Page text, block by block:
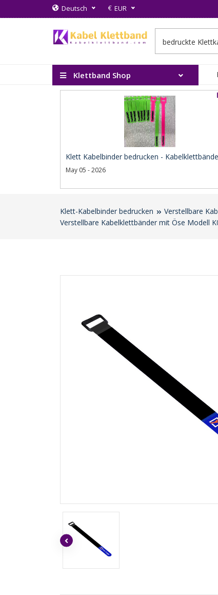
Deutsch € EUR
Klettband Shop
Klett Kabelbinder bedrucken -
May 05 - 2026
Klett-Kabelbinder bedrucken
Verstellbare
Verstellbare Kabelklettbänder mit Öse Modell